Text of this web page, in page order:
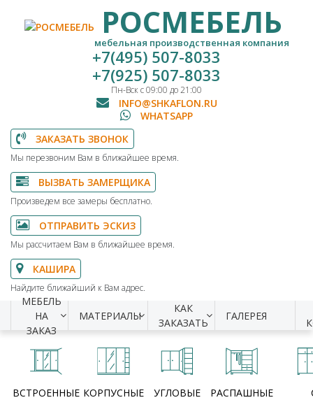
РОСМЕБЕЛЬ
мебельная производственная компания
+7(495) 507-8033
+7(925) 507-8033
Пн-Вск с 09:00 до 21:00
INFO@SHKAFLON.RU
WHATSAPP
ЗАКАЗАТЬ ЗВОНОК
Мы перезвоним Вам в ближайшее время.
ВЫЗВАТЬ ЗАМЕРЩИКА
Произведем все замеры бесплатно.
ОТПРАВИТЬ ЭСКИЗ
Мы рассчитаем Вам в ближайшее время.
КАШИРА
Найдите ближайший к Вам адрес.
МЕБЕЛЬ
НА
ЗАКАЗ
МАТЕРИАЛЫ
КАК
ЗАКАЗАТЬ
ГАЛЕРЕЯ
ВСТРОЕННЫЕ КОРПУСНЫЕ УГЛОВЫЕ РАСПАШНЫЕ